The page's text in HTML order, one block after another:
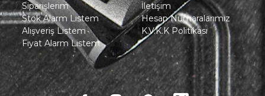
Siparişlerim
Stok Alarm Listem
Alışveriş Listem
Fiyat Alarm Listem
İletişim
Hesap Numaralarımız
K.V.K.K Politikası